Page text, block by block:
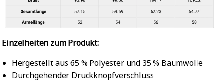
Einzelheiten zum Produkt:
Hergestellt aus 65 % Polyester und 35 % Baumwolle
Durchgehender Druckknopfverschluss